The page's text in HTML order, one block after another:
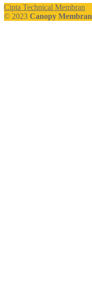
Cipta Technical Membran
© 2023 Canopy Membran